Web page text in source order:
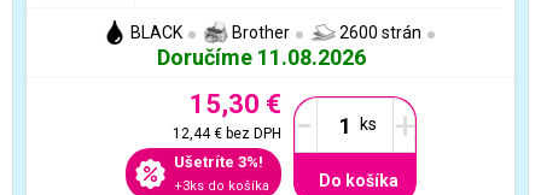
BLACK Brother 2600 strán
Doručíme 11.08.2026
15,30 €
12,44 €bez DPH
Ušetríte 3%!
+3ks do košíka
- +
Do košíka